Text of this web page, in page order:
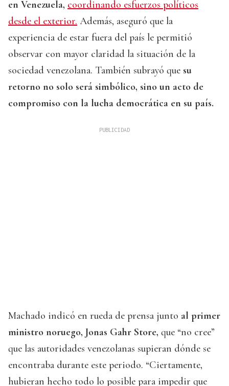
en Venezuela, coordinando esfuerzos políticos
desde el exterior. Además, aseguró que la
experiencia de estar fuera del país le permitió
observar con mayor claridad la situación de la
sociedad venezolana. También subrayó que su
retorno no solo será simbólico, sino un acto de
compromiso con la lucha democrática en su país.
Machado indicó en rueda de prensa junto al primer
ministro noruego, Jonas Gahr Store, que “no cree”
que las autoridades venezolanas supieran dónde se
encontraba durante este periodo. “Ciertamente,
hubieran hecho todo lo posible para impedir que